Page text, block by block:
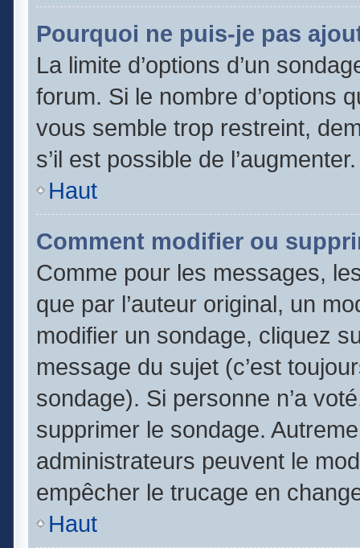
Pourquoi ne puis-je pas
La limite d’options d’un
forum. Si le nombre d’options
vous semble trop restreint,
s’il est possible de l’augmenter.
Haut
Comment modifier ou
Comme pour les messages,
que par l’auteur original, un
modifier un sondage, cliquez
message du sujet (c’est
sondage). Si personne n’a
supprimer le sondage.
administrateurs peuvent le
empêcher le trucage en
Haut